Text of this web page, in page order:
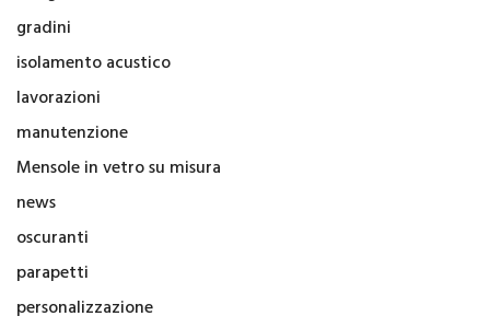
gradini
isolamento acustico
lavorazioni
manutenzione
Mensole in vetro su misura
news
oscuranti
parapetti
personalizzazione